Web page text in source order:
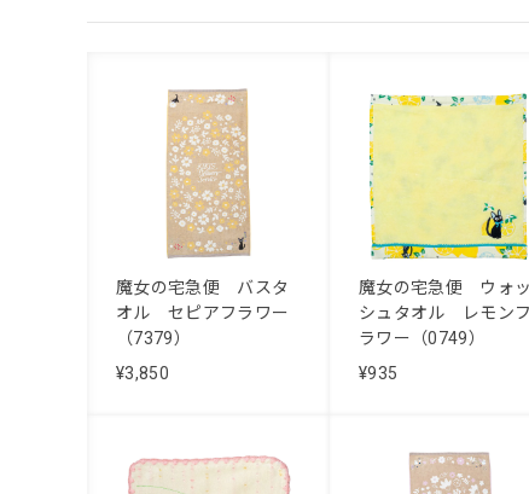
魔女の宅急便 バスタ
オル セピアフラワー
（7379）
¥3,850
魔女の宅急便 ウォッ
シュタオル レモンフ
ラワー（0749）
¥935